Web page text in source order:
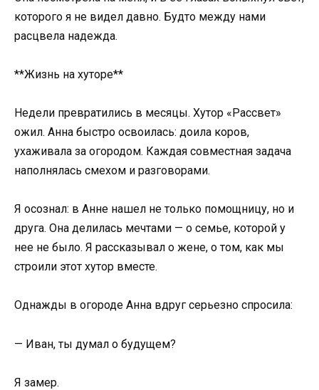
которого я не видел давно. Будто между нами
расцвела надежда.
**Жизнь на хуторе**
Недели превратились в месяцы. Хутор «Рассвет»
ожил. Анна быстро освоилась: доила коров,
ухаживала за огородом. Каждая совместная задача
наполнялась смехом и разговорами.
Я осознал: в Анне нашел не только помощницу, но и
друга. Она делилась мечтами — о семье, которой у
нее не было. Я рассказывал о жене, о том, как мы
строили этот хутор вместе.
Однажды в огороде Анна вдруг серьезно спросила:
— Иван, ты думал о будущем?
Я замер.